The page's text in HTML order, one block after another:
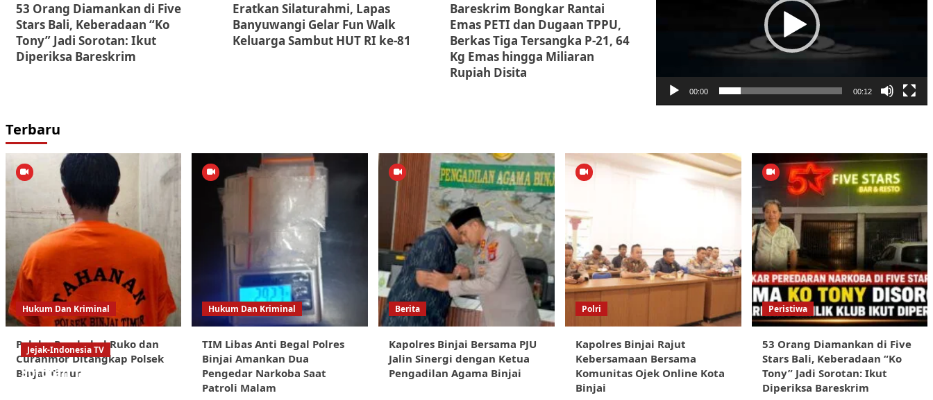
53 Orang Diamankan di Five
Stars Bali, Keberadaan “Ko
Tony” Jadi Sorotan: Ikut
Diperiksa Bareskrim
Eratkan Silaturahmi, Lapas
Banyuwangi Gelar Fun Walk
Keluarga Sambut HUT RI ke-81
Bareskrim Bongkar Rantai
Emas PETI dan Dugaan TPPU,
Berkas Tiga Tersangka P-21, 64
Kg Emas hingga Miliaran
Rupiah Disita
00:00 00:12
Terbaru
Hukum Dan Kriminal
Pelaku Pembobol Ruko dan
Curanmor Ditangkap Polsek
Binjai Timur
Hukum Dan Kriminal
TIM Libas Anti Begal Polres
Binjai Amankan Dua
Pengedar Narkoba Saat
Patroli Malam
Berita
Kapolres Binjai Bersama PJU
Jalin Sinergi dengan Ketua
Pengadilan Agama Binjai
Polri
Kapolres Binjai Rajut
Kebersamaan Bersama
Komunitas Ojek Online Kota
Binjai
Peristiwa
53 Orang Diamankan di Five
Stars Bali, Keberadaan “Ko
Tony” Jadi Sorotan: Ikut
Diperiksa Bareskrim
Jejak-Indonesia TV
Sorotan Tajam: